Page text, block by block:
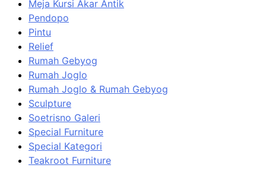
Meja Kursi Akar Antik
Pendopo
Pintu
Relief
Rumah Gebyog
Rumah Joglo
Rumah Joglo & Rumah Gebyog
Sculpture
Soetrisno Galeri
Special Furniture
Special Kategori
Teakroot Furniture